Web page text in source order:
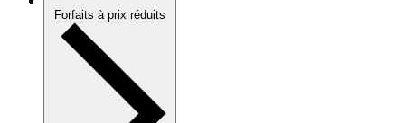
Forfaits à prix réduits